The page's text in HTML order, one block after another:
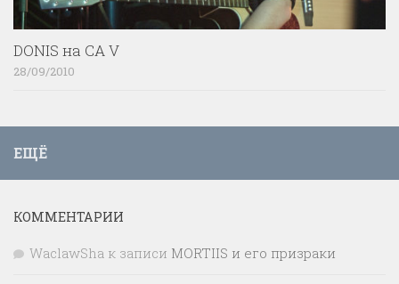
DONIS на CA V
28/09/2010
ЕЩЁ
КОММЕНТАРИИ
WaclawSha к записи MORTIIS и его призраки